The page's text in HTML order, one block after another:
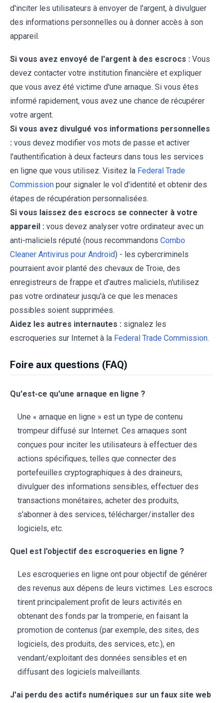
d'inciter les utilisateurs à envoyer de l'argent, à divulguer
des informations personnelles ou à donner accès à son
appareil.
Si vous avez envoyé de l'argent à des escrocs : Vous
devez contacter votre institution financière et expliquer
que vous avez été victime d'une arnaque. Si vous êtes
informé rapidement, vous avez une chance de récupérer
votre argent.
Si vous avez divulgué vos informations personnelles
: vous devez modifier vos mots de passe et activer
l'authentification à deux facteurs dans tous les services
en ligne que vous utilisez. Visitez la Federal Trade
Commission pour signaler le vol d'identité et obtenir des
étapes de récupération personnalisées.
Si vous laissez des escrocs se connecter à votre
appareil : vous devez analyser votre ordinateur avec un
anti-maliciels réputé (nous recommandons Combo
Cleaner Antivirus pour Android) - les cybercriminels
pourraient avoir planté des chevaux de Troie, des
enregistreurs de frappe et d'autres maliciels, n'utilisez
pas votre ordinateur jusqu'à ce que les menaces
possibles soient supprimées.
Aidez les autres internautes : signalez les
escroqueries sur Internet à la Federal Trade Commission.
Foire aux questions (FAQ)
Qu'est-ce qu'une arnaque en ligne ?
Une « arnaque en ligne » est un type de contenu
trompeur diffusé sur Internet. Ces arnaques sont
conçues pour inciter les utilisateurs à effectuer des
actions spécifiques, telles que connecter des
portefeuilles cryptographiques à des draineurs,
divulguer des informations sensibles, effectuer des
transactions monétaires, acheter des produits,
s'abonner à des services, télécharger/installer des
logiciels, etc.
Quel est l'objectif des escroqueries en ligne ?
Les escroqueries en ligne ont pour objectif de générer
des revenus aux dépens de leurs victimes. Les escrocs
tirent principalement profit de leurs activités en
obtenant des fonds par la tromperie, en faisant la
promotion de contenus (par exemple, des sites, des
logiciels, des produits, des services, etc.), en
vendant/exploitant des données sensibles et en
diffusant des logiciels malveillants.
J'ai perdu des actifs numériques sur un faux site web